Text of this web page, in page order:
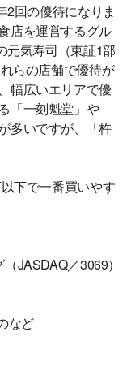
回の優待になりま
店を運営するグル
元気寿司（東証1部
らの店舗で優待が
幅広いエリアで優
「一刻魁堂」や
多いですが、「杵
下で一番買いやす
JASDAQ／3069）
など